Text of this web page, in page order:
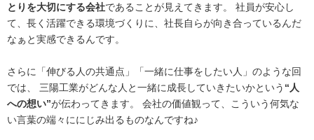
とりを大切にする会社であることが見えてきます。 社員が安心し
て、長く活躍できる環境づくりに、社長自らが向き合っているんだ
なぁと実感できるんです。
さらに「伸びる人の共通点」「一緒に仕事をしたい人」のような回
では、 三陽工業がどんな人と一緒に成長していきたいかという “人
への想い”が伝わってきます。 会社の価値観って、こういう何気な
い言葉の端々ににじみ出るものなんですね♪